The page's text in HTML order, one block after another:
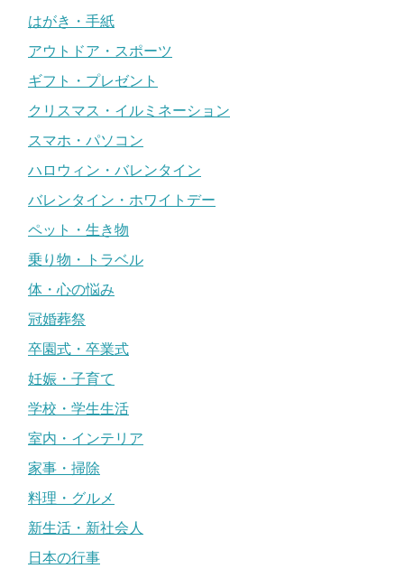
はがき・手紙
アウトドア・スポーツ
ギフト・プレゼント
クリスマス・イルミネーション
スマホ・パソコン
ハロウィン・バレンタイン
バレンタイン・ホワイトデー
ペット・生き物
乗り物・トラベル
体・心の悩み
冠婚葬祭
卒園式・卒業式
妊娠・子育て
学校・学生生活
室内・インテリア
家事・掃除
料理・グルメ
新生活・新社会人
日本の行事